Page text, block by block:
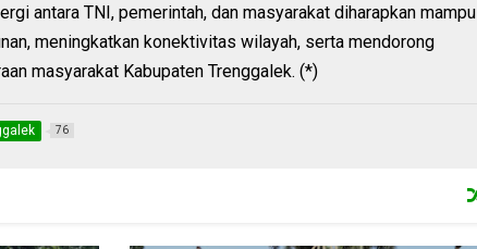
antara TNI, pemerintah, dan masyarakat diharapkan mampu
meningkatkan konektivitas wilayah, serta mendorong
masyarakat Kabupaten Trenggalek. (*)
76